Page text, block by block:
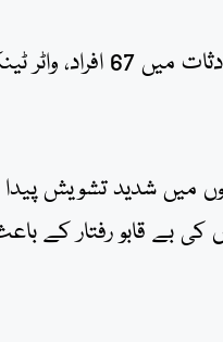
میں شدید تشویش
کی بے قابو رفتار کے